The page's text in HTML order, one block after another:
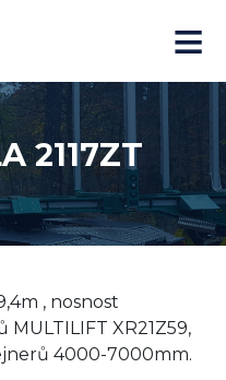
≡
2117ZT
, nosnost
XR21Z59,
4000-7000mm.